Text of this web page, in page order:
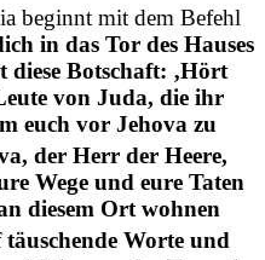
beginnt mit dem Befehl
in das Tor des Hauses
Botschaft: ‚Hört
von Juda, die ihr
euch vor Jehova zu
der Herr der Heere,
Wege und eure Taten
diesem Ort wohnen
Worte und